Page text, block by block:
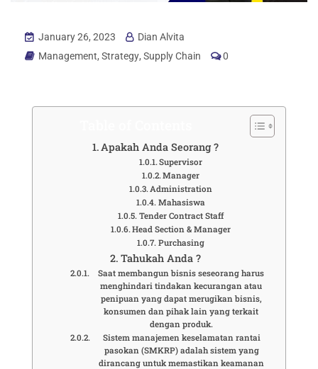
January 26, 2023
Dian Alvita
Management, Strategy, Supply Chain 0
Apakah Anda Seorang ?
Supervisor
Manager
Administration
Mahasiswa
Tender Contract Staff
Head Section & Manager
Purchasing
Tahukah Anda ?
Saat membangun bisnis seseorang harus
menghindari tindakan kecurangan atau
penipuan yang dapat merugikan bisnis,
konsumen dan pihak lain yang terkait
dengan produk.
Sistem manajemen keselamatan rantai
pasokan (SMKRP) adalah sistem yang
dirancang untuk memastikan keamanan